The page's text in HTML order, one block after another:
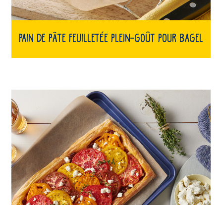
Pain de pâte feuilletée plein-goût pour bagel